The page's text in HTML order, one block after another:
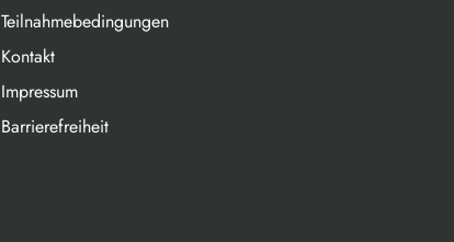
Teilnahmebedingungen
Kontakt
Impressum
Barrierefreiheit